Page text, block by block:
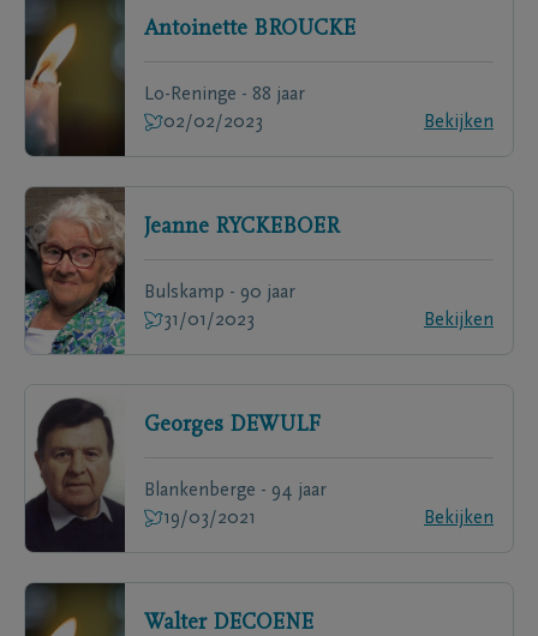
Antoinette BROUCKE
Lo-Reninge - 88 jaar
02/02/2023
Bekijken
Jeanne RYCKEBOER
Bulskamp - 90 jaar
31/01/2023
Bekijken
Georges DEWULF
Blankenberge - 94 jaar
19/03/2021
Bekijken
Walter DECOENE